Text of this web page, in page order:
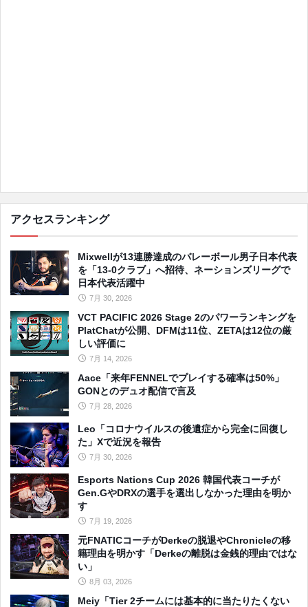
アクセスランキング
Mixwellが13連勝達成のバレーボール男子日本代表
を「13-0クラブ」へ招待、ネーションズリーグで
日本代表活躍中
7月 30, 2026
VCT PACIFIC 2026 Stage 2のパワーランキングを
PlatChatが公開、DFMは11位、ZETAは12位の厳
しい評価に
7月 14, 2026
Aace「来年FENNELでプレイする確率は50%」
GONとのデュオ配信で言及
7月 28, 2026
Leo「コロナウイルスの後遺症から完全に回復し
た」Xで近況を報告
7月 30, 2026
Esports Nations Cup 2026 韓国代表コーチが
Gen.GやDRXの選手を選出しなかった理由を明か
す
7月 19, 2026
元FNATICコーチがDerkeの脱退やChronicleの移
籍理由を明かす「Derkeの離脱は金銭的理由ではな
い」
8月 03, 2026
Meiy「Tier 2チームには基本的に当たりたくない